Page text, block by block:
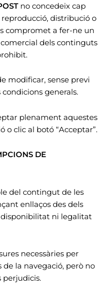
no concedeix cap
distribució o
compromet a fer-ne un
comercial dels continguts
modificar, sense previ
condicions generals.
plenament aquestes
o clic al botó “Acceptar”.
DE
del contingut de les
enllaços des dels
disponibilitat ni legalitat
necessàries per
de la navegació, però no
perjudicis.